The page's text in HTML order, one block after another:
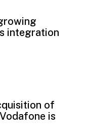
integration
of
is